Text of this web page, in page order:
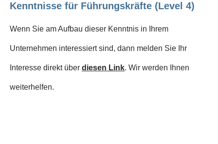
Kenntnisse für Führungskräfte (Level 4)
Wenn Sie am Aufbau dieser Kenntnis in Ihrem
Unternehmen interessiert sind, dann melden Sie Ihr
Interesse direkt über diesen Link. Wir werden Ihnen
weiterhelfen.